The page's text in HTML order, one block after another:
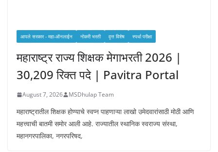
आपले सरकार - महा-ऑनलाईन नोकरी भरती वृत्त विशेष स्पर्धा परीक्षा
महाराष्ट्र राज्य शिक्षक मेगाभरती 2026 |
30,209 रिक्त पदे | Pavitra Portal
August 7, 2026 MSDhulap Team
महाराष्ट्रातील शिक्षक होण्याचे स्वप्न पाहणाऱ्या लाखो उमेदवारांसाठी मोठी आणि
महत्त्वाची बातमी समोर आली आहे. राज्यातील स्थानिक स्वराज्य संस्था,
महानगरपालिका, नगरपरिषद,